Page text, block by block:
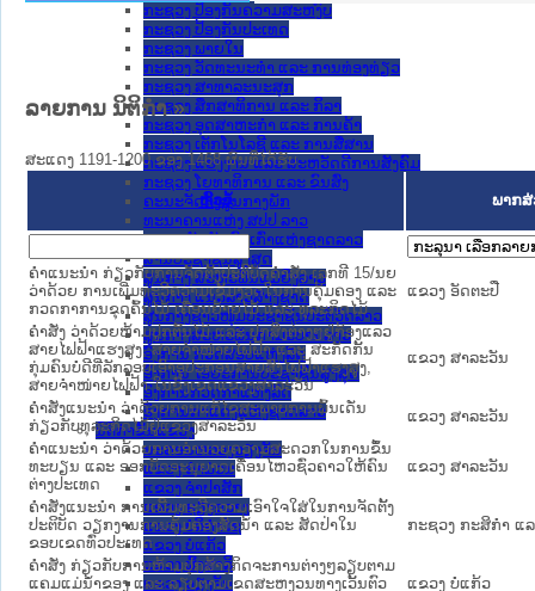
ກະຊວງ ປ້ອງກັນຄວາມສະຫງົບ
ກະຊວງ ປ້ອງກັນປະເທດ
ກະຊວງ ພາຍໃນ
ກະຊວງ ວັດທະນະທຳ ແລະ ການທ່ອງທ່ຽວ
ກະຊວງ ສາທາລະນະສຸກ
ກະຊວງ ສຶກສາທິການ ແລະ ກິລາ
ກະຊວງ ອຸດສາຫະກຳ ແລະ ການຄ້າ
ກະຊວງ ເຕັກໂນໂລຊີ ແລະ ການສື່ສານ
ກະຊວງ ແຮງງານ ແລະ ສະຫວັດດີການສັງຄົມ
ກະຊວງ ໂຍທາທິການ ແລະ ຂົນສົ່ງ
ຄະນະຈັດຕັ້ງສູນກາງພັກ
ທະນາຄານແຫ່ງ ສປປ ລາວ
ສະຫະພັນນັກຮົບເກົ່າແຫ່ງຊາດລາວ
ສານປະຊາຊົນສູງສຸດ
ສູນກາງ ສະຫະພັນແມ່ຍິງລາວ
ສູນກາງ ແນວລາວສ້າງຊາດ
ສູນກາງຊາວໜຸ່ມປະຊາຊົນປະຕິວັດລາວ
ສູນກາງສະຫະພັນກຳມະບານລາວ
ອົງການ ກວດສອບແຫ່ງລັດ
ອົງການ ໄອຍະການປະຊາຊົນສູງສຸດ
ອົງການກວດກາແຫ່ງລັດ
ອົງການກາແດງແຫ່ງຊາດລາວ
ນິຕິກໍາຂັ້ນແຂວງ
ນະ​ຄອນ​ຫລວງວຽງຈັນ
ແຂວງ ຄໍາມ່ວນ
ແຂວງ ຈໍາປາສັກ
ແຂວງ ຊຽງຂວາງ
ແຂວງ ບໍລິຄໍາໄຊ
ແຂວງ ບໍ່ແກ້ວ
ແຂວງ ຜົ້ງສາລີ
ແຂວງ ວຽງຈັນ
ລາຍການ ນິຕິກໍາ»
ສະແດງ 1191-1200 ຂອງ 1468 ຜົນທີ່ໄດ້ຮັບ.
ຫົວຂໍ້ ພາກ
ຄຳແນະນຳ ກ່ຽວກັບການຈັດຕັ້ງປະຕິບັດຄຳສັ່ງ ເລກທີ 15/ນຍ
ວ່າດ້ວຍ ການເພີ່ມທະວີຄວາມເຂັ້ມງວດໃນການຄຸ້ມຄອງ ແລະ
ກວດກາການຂຸດຄົ້ນໄມ້ ເຄື່ອນຍ້າຍໄມ້ ແລະ ທຸລະກິດໄມ້
ແຂວງ ອັດຕະປື
ຄຳສັ່ງ ວ່າດ້ວຍຫ້າມປູກຕົ້ນໄມ້ ແລະ ປຸກສິ່ງຕ່າງໆຢູ່ກ້ອງແລວ
ສາຍໄຟຟ້າແຮງສູງ, ສາຍຈຳໜ່າຍໄຟຟ້າ ແລະ ສະກັດກັ້ນ
ກຸ່ມຄົນບໍ່ດີທີ່ລັກລອບເອົາອຸປະກອນສາຍສົ່ງໄຟຟ້າແຮງສູງ,
ສາຍຈຳໜ່າຍໄຟຟ້າ ໃນຂົງເຂດແຂວງສາລະວັນ
ແຂວງ ສາລະວັນ
ຄຳສັ່ງແນະນຳ ວ່າດ້ວຍການແກ້ໄຂສະພາບການພົ້ນເດັ່ນ
ກ່ຽວກັບທຸລະກິດໄມ້ຢູ່ແຂວງສາລະວັນ
ແຂວງ ສາລະວັນ
ຄຳແນະນຳ ວ່າດ້ວຍການອຳນວຍຄວາມສະດວກໃນການຂຶ້ນ
ທະບຽນ ແລະ ອອກບັດອະນຸຍາດເຄື່ອນໄຫວຊົ່ວຄາວໃຫ້ຄົນ
ຕ່າງປະເທດ
ແຂວງ ສາລະວັນ
ຄຳສັ່ງແນະນຳ ການເພີ້ມທະວີຄວາມເອົາໃຈໃສ່ໃນການຈັດຕັ້ງ
ປະຕິບັດ ວຽກງານການຄຸ້ມຄອງສັດນ້ຳ ແລະ ສັດປ່າໃນ
ຂອບເຂດທົ່ວປະເທດ
ກະຊວງ ກະສິກຳ ແ
ຄຳສັ່ງ ກ່ຽວກັບການຫ້າມປຸກສ້າງກິດຈະການຕ່າງໆລຽບຕາມ
ແຄມແມ່ນ້ຳຂອງ ແລະ ລຽບຕາມເຂດສະຫງວນທາງເວັ້ນຕົວ
ແຂວງ ບໍ່ແກ້ວ